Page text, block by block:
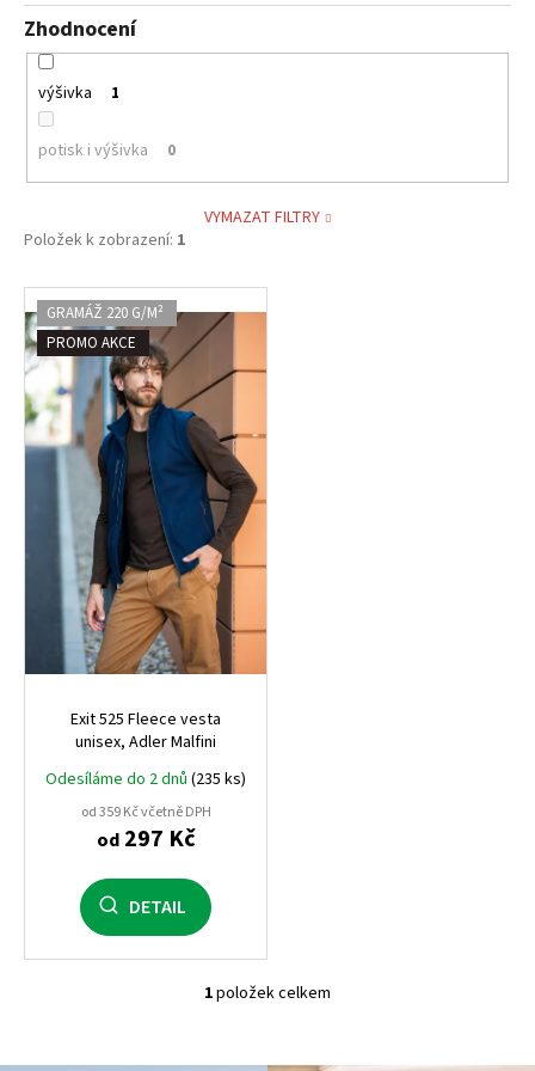
Zhodnocení
výšivka 1
potisk i výšivka 0
VYMAZAT FILTRY
Položek k zobrazení: 1
V
ý
p
i
s
p
ů
GRAMÁŽ 220 G/M²
PROMO AKCE
Exit 525 Fleece vesta
unisex, Adler Malfini
Odesíláme do 2 dnů (235 ks)
od 359 Kč včetně DPH
od297 Kč
DETAIL
O
l
1položek celkem